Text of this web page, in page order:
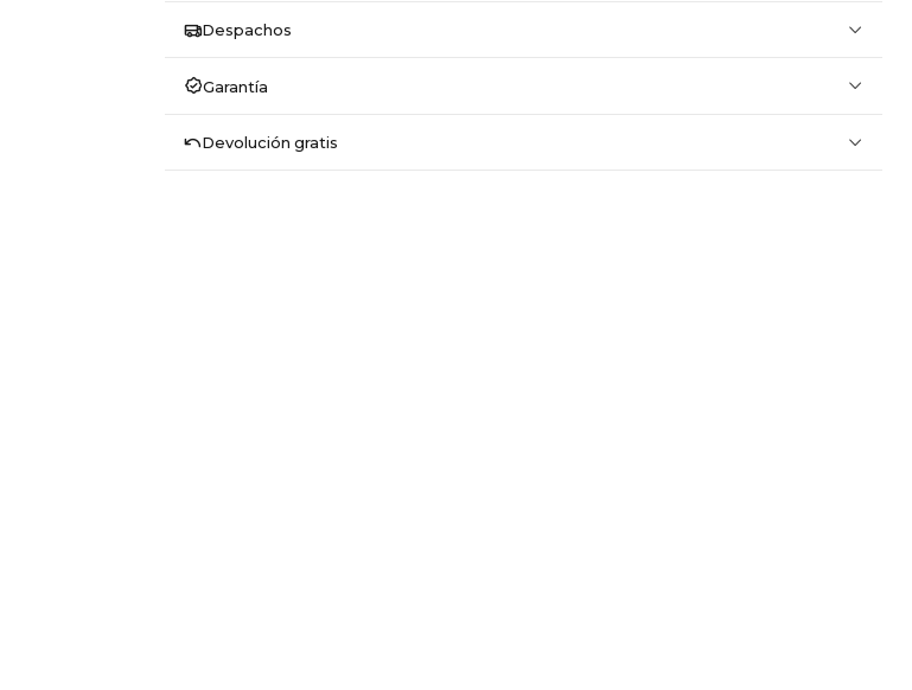
Despachos
Garantía
Devolución gratis